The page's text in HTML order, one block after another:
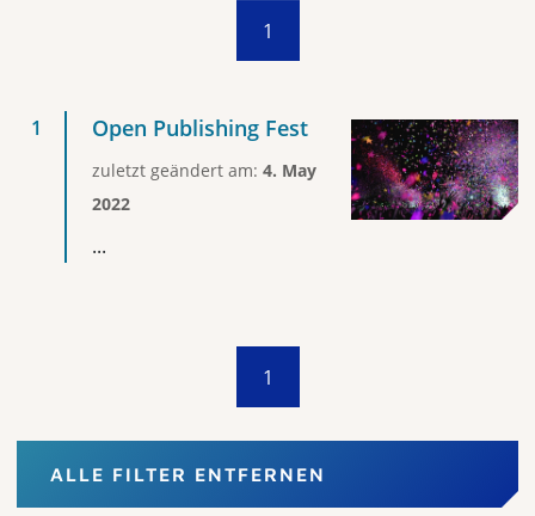
1
Open Publishing Fest
zuletzt geändert am: 4. May
2022
...
1
ALLE FILTER ENTFERNEN